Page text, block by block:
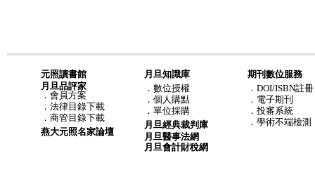
元照讀書館
月旦品評家
． 會員方案
． 法律目錄下載
． 商管目錄下載
燕大元照名家論壇
月旦知識庫
． 數位授權
． 個人購點
． 單位採購
月旦經典裁判庫
月旦醫事法網
月旦會計財稅網
期刊數位服務
．DOI/ISBN註冊
．電子期刊
．投審系統
．學術不端檢測